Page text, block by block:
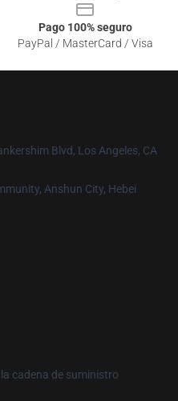
Pago 100% seguro
PayPal / MasterCard / Visa
Blvd, Los Angeles, CA
Anshun City, Hebei
cadena de suministro